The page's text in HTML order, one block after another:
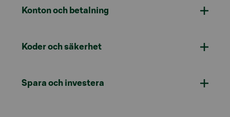
Konton och betalning
Koder och säkerhet
Spara och investera